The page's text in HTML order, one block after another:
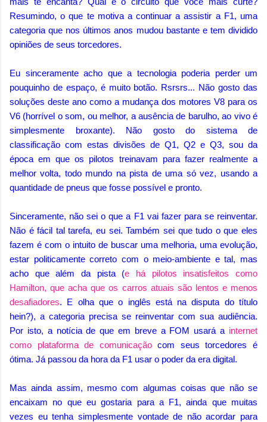
Resumindo, o que te motiva a continuar a assistir a F1, uma
categoria que nos últimos anos mudou bastante e tem dividido
opiniões de seus torcedores.
Eu sinceramente acho que a tecnologia poderia perder um
pouquinho de espaço, é muito botão. Rsrsrs... Não gosto das
soluções deste ano como a mudança dos motores V8 para os
V6 (horrível o som, ou melhor, a ausência de barulho, ao vivo é
simplesmente broxante). Não gosto do sistema de
classificação com estas divisões de Q1, Q2 e Q3, sou da
época em que os pilotos treinavam para fazer realmente a
melhor volta, todo mundo na pista de uma só vez, usando a
quantidade de pneus que fosse possível e pronto.
Sinceramente, não sei o que a F1 vai fazer para se reinventar.
Não é fácil tal tarefa, eu sei. Também sei que tudo o que eles
fazem é com o intuito de buscar uma melhoria, uma evolução,
estar politicamente correto com o meio-ambiente e tal, mas
acho que além da pista (e há pilotos insatisfeitos como
Hamilton, que acha que os carros atuais são lentos e menos
desafiadores. E olha que o inglês está na disputa do título
hein?), a categoria precisa se reinventar com sua audiência.
Por isto, a notícia de que em breve a FOM usará a internet
como plataforma de comunicaçãocom seus torcedores é
ótima. Já passou da hora da F1 usar o poder da era digital.
Mas ainda assim, mesmo com algumas coisas que não se
encaixam no que eu gostaria para a F1, ainda que muitas
vezes eu tenha simplesmente vontade de não acordar para